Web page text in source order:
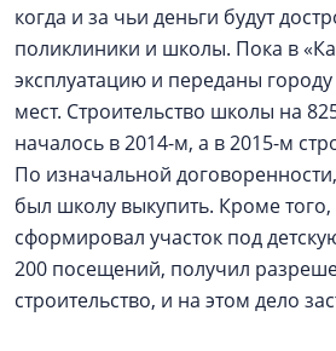
когда и за чьи деньги будут
поликлиники и школы. Пока в
эксплуатацию и переданы городу
мест. Строительство школы на
началось в 2014-м, а в 2015-м
По изначальной
был школу выкупить. Кроме
сформировал участок под
200 посещений, получил
строительство, и на этом дело